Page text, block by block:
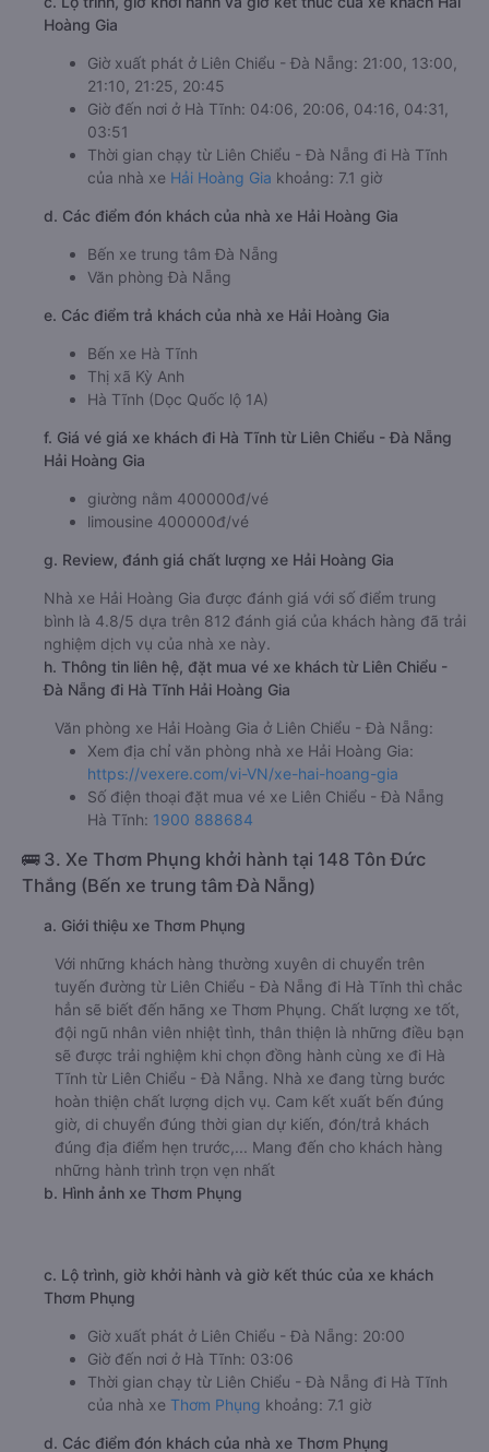
c. Lộ trình, giờ khởi hành và giờ kết thúc của xe khách Hải
Hoàng Gia
Giờ xuất phát ở Liên Chiểu - Đà Nẵng: 21:00, 13:00,
21:10, 21:25, 20:45
Giờ đến nơi ở Hà Tĩnh: 04:06, 20:06, 04:16, 04:31,
03:51
của nhà xeHải Hoàng Giakhoảng: 7.1 giờ
Văn phòng Đà Nẵng
e. Các điểm trả khách của nhà xe Hải Hoàng Gia
Bến xe Hà Tĩnh
Thị xã Kỳ Anh
f. Giá vé giá xe khách đi Hà Tĩnh từ Liên Chiểu - Đà Nẵng
limousine 400000đ/vé
g. Review, đánh giá chất lượng xe Hải Hoàng Gia
Nhà xe Hải Hoàng Gia được đánh giá với số điểm trung
bình là 4.8/5 dựa trên 812 đánh giá của khách hàng đã trải
nghiệm dịch vụ của nhà xe này.
h. Thông tin liên hệ, đặt mua vé xe khách từ Liên Chiểu -
Đà Nẵng đi Hà Tĩnh Hải Hoàng Gia
Văn phòng xe Hải Hoàng Gia ở Liên Chiểu - Đà Nẵng:
Xem địa chỉ văn phòng nhà xe Hải Hoàng Gia:
https://vexere.com/vi-VN/xe-hai-hoang-gia
Số điện thoại đặt mua vé xe Liên Chiểu - Đà Nẵng
Hà Tĩnh: 1900 888684
🚌 3. Xe Thơm Phụng khởi hành tại 148 Tôn Đức
Thắng (Bến xe trung tâm Đà Nẵng)
a. Giới thiệu xe Thơm Phụng
Với những khách hàng thường xuyên di chuyển trên
tuyến đường từ Liên Chiểu - Đà Nẵng đi Hà Tĩnh thì chắc
hẳn sẽ biết đến hãng xe Thơm Phụng. Chất lượng xe tốt,
đội ngũ nhân viên nhiệt tình, thân thiện là những điều bạn
sẽ được trải nghiệm khi chọn đồng hành cùng xe đi Hà
Tĩnh từ Liên Chiểu - Đà Nẵng. Nhà xe đang từng bước
hoàn thiện chất lượng dịch vụ. Cam kết xuất bến đúng
giờ, di chuyển đúng thời gian dự kiến, đón/trả khách
b. Hình ảnh xe Thơm Phụng
c. Lộ trình, giờ khởi hành và giờ kết thúc của xe khách
Thơm Phụng
Giờ xuất phát ở Liên Chiểu - Đà Nẵng: 20:00
Giờ đến nơi ở Hà Tĩnh: 03:06